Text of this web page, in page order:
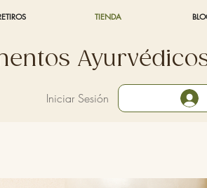
TIENDA
Iniciar Sesión